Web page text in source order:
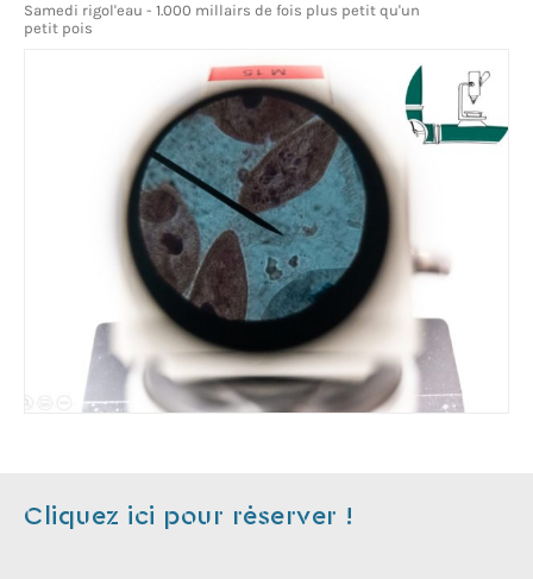
Samedi rigol'eau - 1.000 millairs de fois plus petit qu'un
petit pois
Cliquez ici pour réserver !